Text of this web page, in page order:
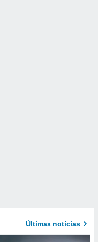
Últimas notícias